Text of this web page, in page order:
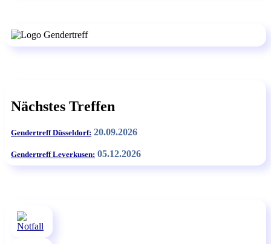
Nächstes Treffen
Gendertreff Düsseldorf: 20.09.2026
Gendertreff Leverkusen: 05.12.2026